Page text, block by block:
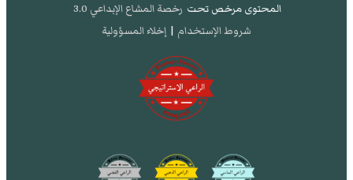
المحتوى مرخص تحت رخصة المشاع الإبداعي 3.0
شروط الإستخدام | إخلاء المسؤولية